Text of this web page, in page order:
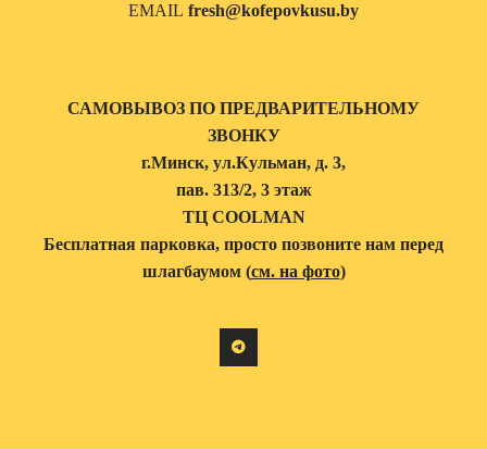
EMAIL fresh@kofepovkusu.by
САМОВЫВОЗ ПО ПРЕДВАРИТЕЛЬНОМУ
ЗВОНКУ
г.Минск, ул.Кульман, д. 3,
пав. 313/2, 3 этаж
ТЦ COOLMAN
Бесплатная парковка, просто позвоните нам перед
шлагбаумом (см. на фото)